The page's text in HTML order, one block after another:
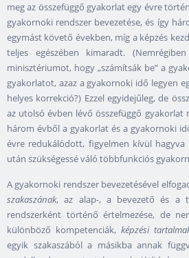
meg az összefüggő gyakorlat egy évre
gyakornoki rendszer bevezetése, és így
egymást követő években, míg a képzés
teljes egészében kimaradt.
minisztériumot, hogy „számítsák be” a
gyakorlatot, azaz a gyakornoki idő legyen
helyes korrekció?) Ezzel egyidejűleg, de
az utolsó évben lévő összefüggő gyakorlat
három évből a gyakorlat és a gyakornoki
évre redukálódott, figyelmen kívül hagyva
után szükségessé váló többfunkciós
A gyakornoki rendszer bevezetésével
szakaszának, az alap-, a bevezető és a
rendszerként történő értelmezése, de
különböző kompetenciák, képzési
egyik szakaszából a másikba annak